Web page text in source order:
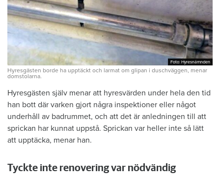
Foto: Hyresnämnden
Foto: Hyresnämnden
Hyresgästen borde ha upptäckt och larmat om glipan i duschväggen, menar
domstolarna.
Hyresgästen själv menar att hyresvärden under hela den tid
han bott där varken gjort några inspektioner eller något
underhåll av badrummet, och att det är anledningen till att
sprickan har kunnat uppstå. Sprickan var heller inte så lätt
att upptäcka, menar han.
Tyckte inte renovering var nödvändig